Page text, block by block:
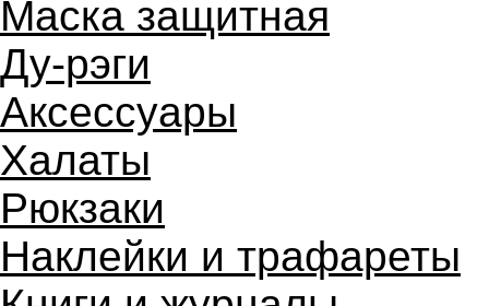
Маска защитная
Ду-рэги
Аксессуары
Халаты
Рюкзаки
Наклейки и трафареты